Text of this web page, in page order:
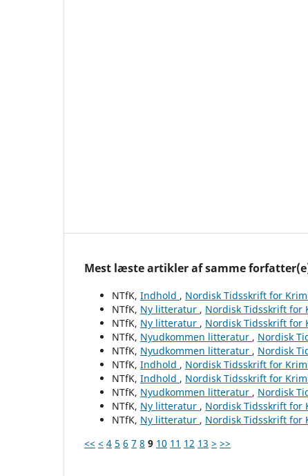
Mest læste artikler af samme
NTfK, Indhold , Nordisk Tidsskrift for
NTfK, Ny litteratur , Nordisk Tidsskrift for
NTfK, Ny litteratur , Nordisk Tidsskrift for
NTfK, Nyudkommen litteratur , Nordisk
NTfK, Nyudkommen litteratur , Nordisk
NTfK, Indhold , Nordisk Tidsskrift for
NTfK, Indhold , Nordisk Tidsskrift for
NTfK, Nyudkommen litteratur , Nordisk
NTfK, Ny litteratur , Nordisk Tidsskrift for
NTfK, Ny litteratur , Nordisk Tidsskrift for
<< < 4 5 6 7 8 9 10 11 12 13 > >>